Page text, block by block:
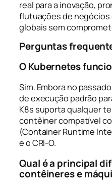
real para a inovação,
flutuações de negócios
globais sem
Perguntas
O Kubernetes
Sim. Embora no
de execução padrão
K8s suporta qualquer
contêiner compatível
(Container Runtime
e o CRI-O.
Qual é a principal
contêineres e